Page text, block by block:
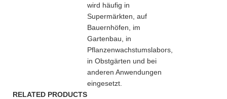
wird häufig in
Supermärkten, auf
Bauernhöfen, im
Gartenbau, in
Pflanzenwachstumslabors,
in Obstgärten und bei
anderen Anwendungen
eingesetzt.
RELATED PRODUCTS